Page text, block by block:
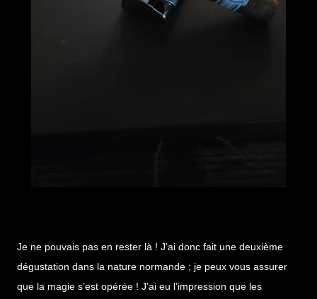
Je ne pouvais pas en rester là ! J’ai donc fait une deuxième
dégustation dans la nature normande ; je peux vous assurer
que la magie s’est opérée ! J’ai eu l’impression que les